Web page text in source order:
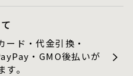
ード・代金引換・
・GMO後払いが
。